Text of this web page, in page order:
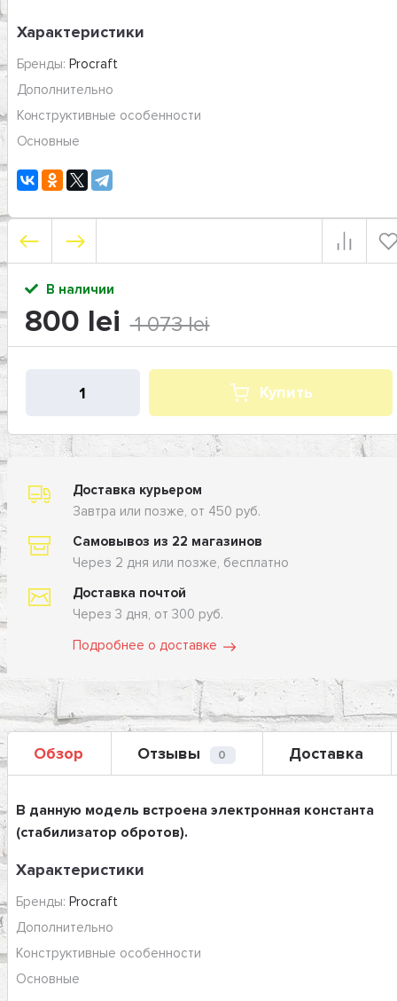
Характеристики
Бренды:Procraft
Дополнительно
Конструктивные особенности
Основные
В наличии
800 lei 1 073 lei
Купить
Доставка курьером
Завтра или позже, от 450 руб.
Самовывоз из 22 магазинов
Через 2 дня или позже, бесплатно
Доставка почтой
Через 3 дня, от 300 руб.
Подробнее о доставке
Обзор Отзывы 0 Доставка
В данную модель встроена электронная константа
(стабилизатор обротов).
Характеристики
Бренды: Procraft
Дополнительно
Конструктивные особенности
Основные